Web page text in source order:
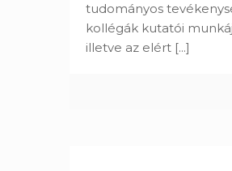
tudományos
kollégák kutatói
illetve az elért [...]